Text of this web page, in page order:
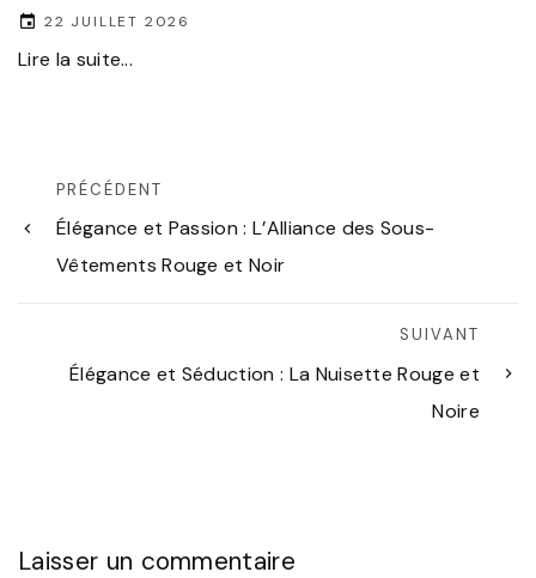
22 JUILLET 2026
Lire la suite...
PRÉCÉDENT
Élégance et Passion : L’Alliance des Sous-
Vêtements Rouge et Noir
SUIVANT
Élégance et Séduction : La Nuisette Rouge et
Noire
Laisser un commentaire